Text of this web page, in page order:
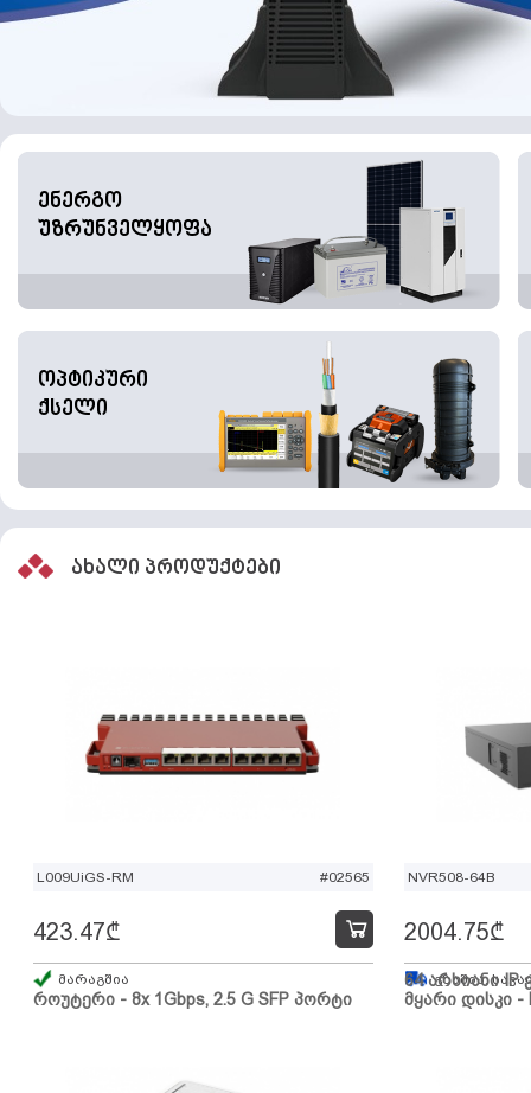
ენერგო
უზრუნველყოფა
ოპტიკური
ქსელი
ახალი პროდუქტები
L009UiGS-RM #02565
როუტერი - 8x 1Gbps, 2.5 G SFP პორტი
423.47₾
მარაგშია
NVR508-64B
64 არხიანი IP
მყარი დისკი -
2004.75₾
გზაშია,